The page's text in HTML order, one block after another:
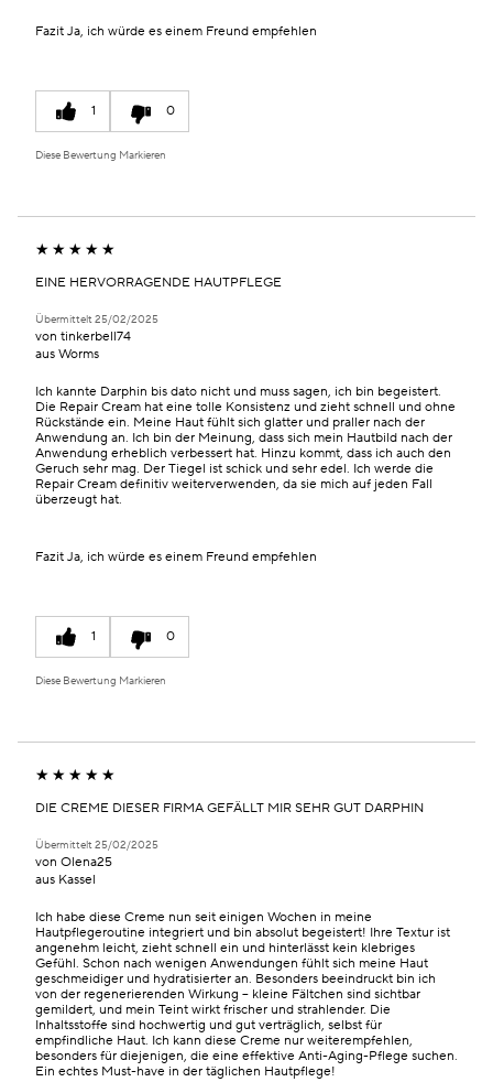
Fazit Ja, ich würde es einem Freund empfehlen
1 0
Diese Bewertung Markieren
EINE HERVORRAGENDE HAUTPFLEGE
Übermittelt25/02/2025
von tinkerbell74
aus Worms
Ich kannte Darphin bis dato nicht und muss sagen, ich bin begeistert.
Die Repair Cream hat eine tolle Konsistenz und zieht schnell und ohne
Rückstände ein. Meine Haut fühlt sich glatter und praller nach der
Anwendung an. Ich bin der Meinung, dass sich mein Hautbild nach der
Anwendung erheblich verbessert hat. Hinzu kommt, dass ich auch den
Geruch sehr mag. Der Tiegel ist schick und sehr edel. Ich werde die
Repair Cream definitiv weiterverwenden, da sie mich auf jeden Fall
überzeugt hat.
Fazit Ja, ich würde es einem Freund empfehlen
1 0
Diese Bewertung Markieren
DIE CREME DIESER FIRMA GEFÄLLT MIR SEHR GUT DARPHIN
Übermittelt25/02/2025
von Olena25
aus Kassel
Ich habe diese Creme nun seit einigen Wochen in meine
Hautpflegeroutine integriert und bin absolut begeistert! Ihre Textur ist
angenehm leicht, zieht schnell ein und hinterlässt kein klebriges
Gefühl. Schon nach wenigen Anwendungen fühlt sich meine Haut
geschmeidiger und hydratisierter an. Besonders beeindruckt bin ich
von der regenerierenden Wirkung – kleine Fältchen sind sichtbar
gemildert, und mein Teint wirkt frischer und strahlender. Die
Inhaltsstoffe sind hochwertig und gut verträglich, selbst für
empfindliche Haut. Ich kann diese Creme nur weiterempfehlen,
besonders für diejenigen, die eine effektive Anti-Aging-Pflege suchen.
Ein echtes Must-have in der täglichen Hautpflege!